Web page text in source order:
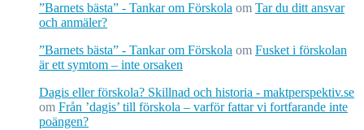
”Barnets bästa” - Tankar om Förskola om Tar du ditt ansvar
och anmäler?
”Barnets bästa” - Tankar om Förskola om Fusket i förskolan
är ett symtom – inte orsaken
Dagis eller förskola? Skillnad och historia - maktperspektiv.se
om Från ’dagis’ till förskola – varför fattar vi fortfarande inte
poängen?